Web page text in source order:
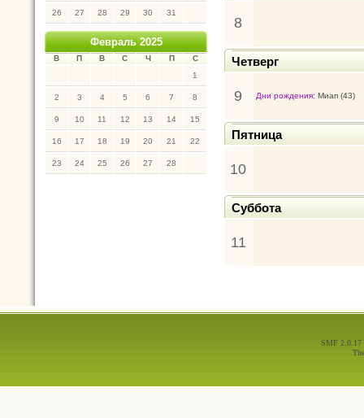
26 27 28 29 30 31
Февраль 2025
В П В С Ч П
С
1
2 3 4 5 6 7 8
9 10 11 12 13 14 15
16 17 18 19 20 21 22
23 24 25 26 27 28
8
Четверг
9 Дни рождения: Миап (43)
Пятница
10
Суббота
11
SMF 2.0.17